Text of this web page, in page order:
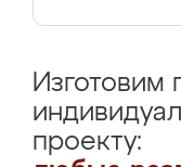
Изготовим
проекту: